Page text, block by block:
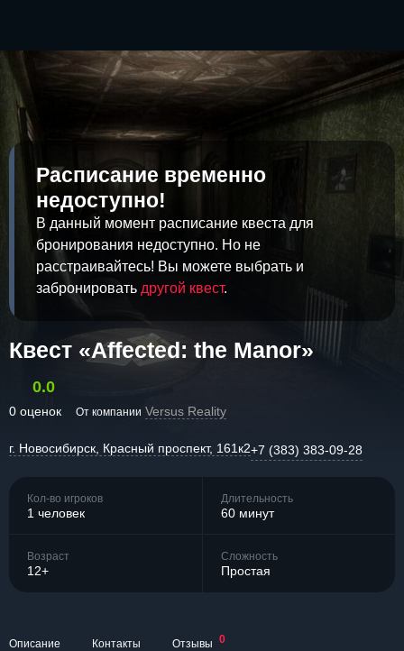
Расписание временно
недоступно!
В данный момент расписание квеста для
бронирования недоступно. Но не
расстраивайтесь! Вы можете выбрать и
забронировать другой квест.
Квест «Affected: the Manor»
0.0
0 оценок От компании Versus Reality
г. Новосибирск, Красный проспект, 161к2+7 (383) 383-09-28
Кол-во игроков
1 человек
Длительность
60 минут
Возраст
12+
Сложность
Простая
Описание Контакты Отзывы 0